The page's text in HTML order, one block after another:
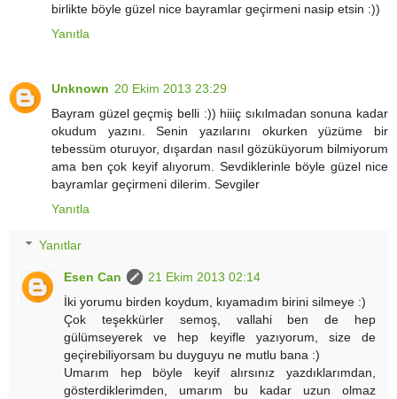
birlikte böyle güzel nice bayramlar geçirmeni nasip etsin :))
Yanıtla
Unknown 20 Ekim 2013 23:29
Bayram güzel geçmiş belli :)) hiiiç sıkılmadan sonuna kadar
okudum yazını. Senin yazılarını okurken yüzüme bir
tebessüm oturuyor, dışardan nasıl gözüküyorum bilmiyorum
ama ben çok keyif alıyorum. Sevdiklerinle böyle güzel nice
bayramlar geçirmeni dilerim. Sevgiler
Yanıtla
Yanıtlar
Esen Can
21 Ekim 2013 02:14
İki yorumu birden koydum, kıyamadım birini silmeye :)
Çok teşekkürler semoş, vallahi ben de hep
gülümseyerek ve hep keyifle yazıyorum, size de
geçirebiliyorsam bu duyguyu ne mutlu bana :)
Umarım hep böyle keyif alırsınız yazdıklarımdan,
gösterdiklerimden, umarım bu kadar uzun olmaz